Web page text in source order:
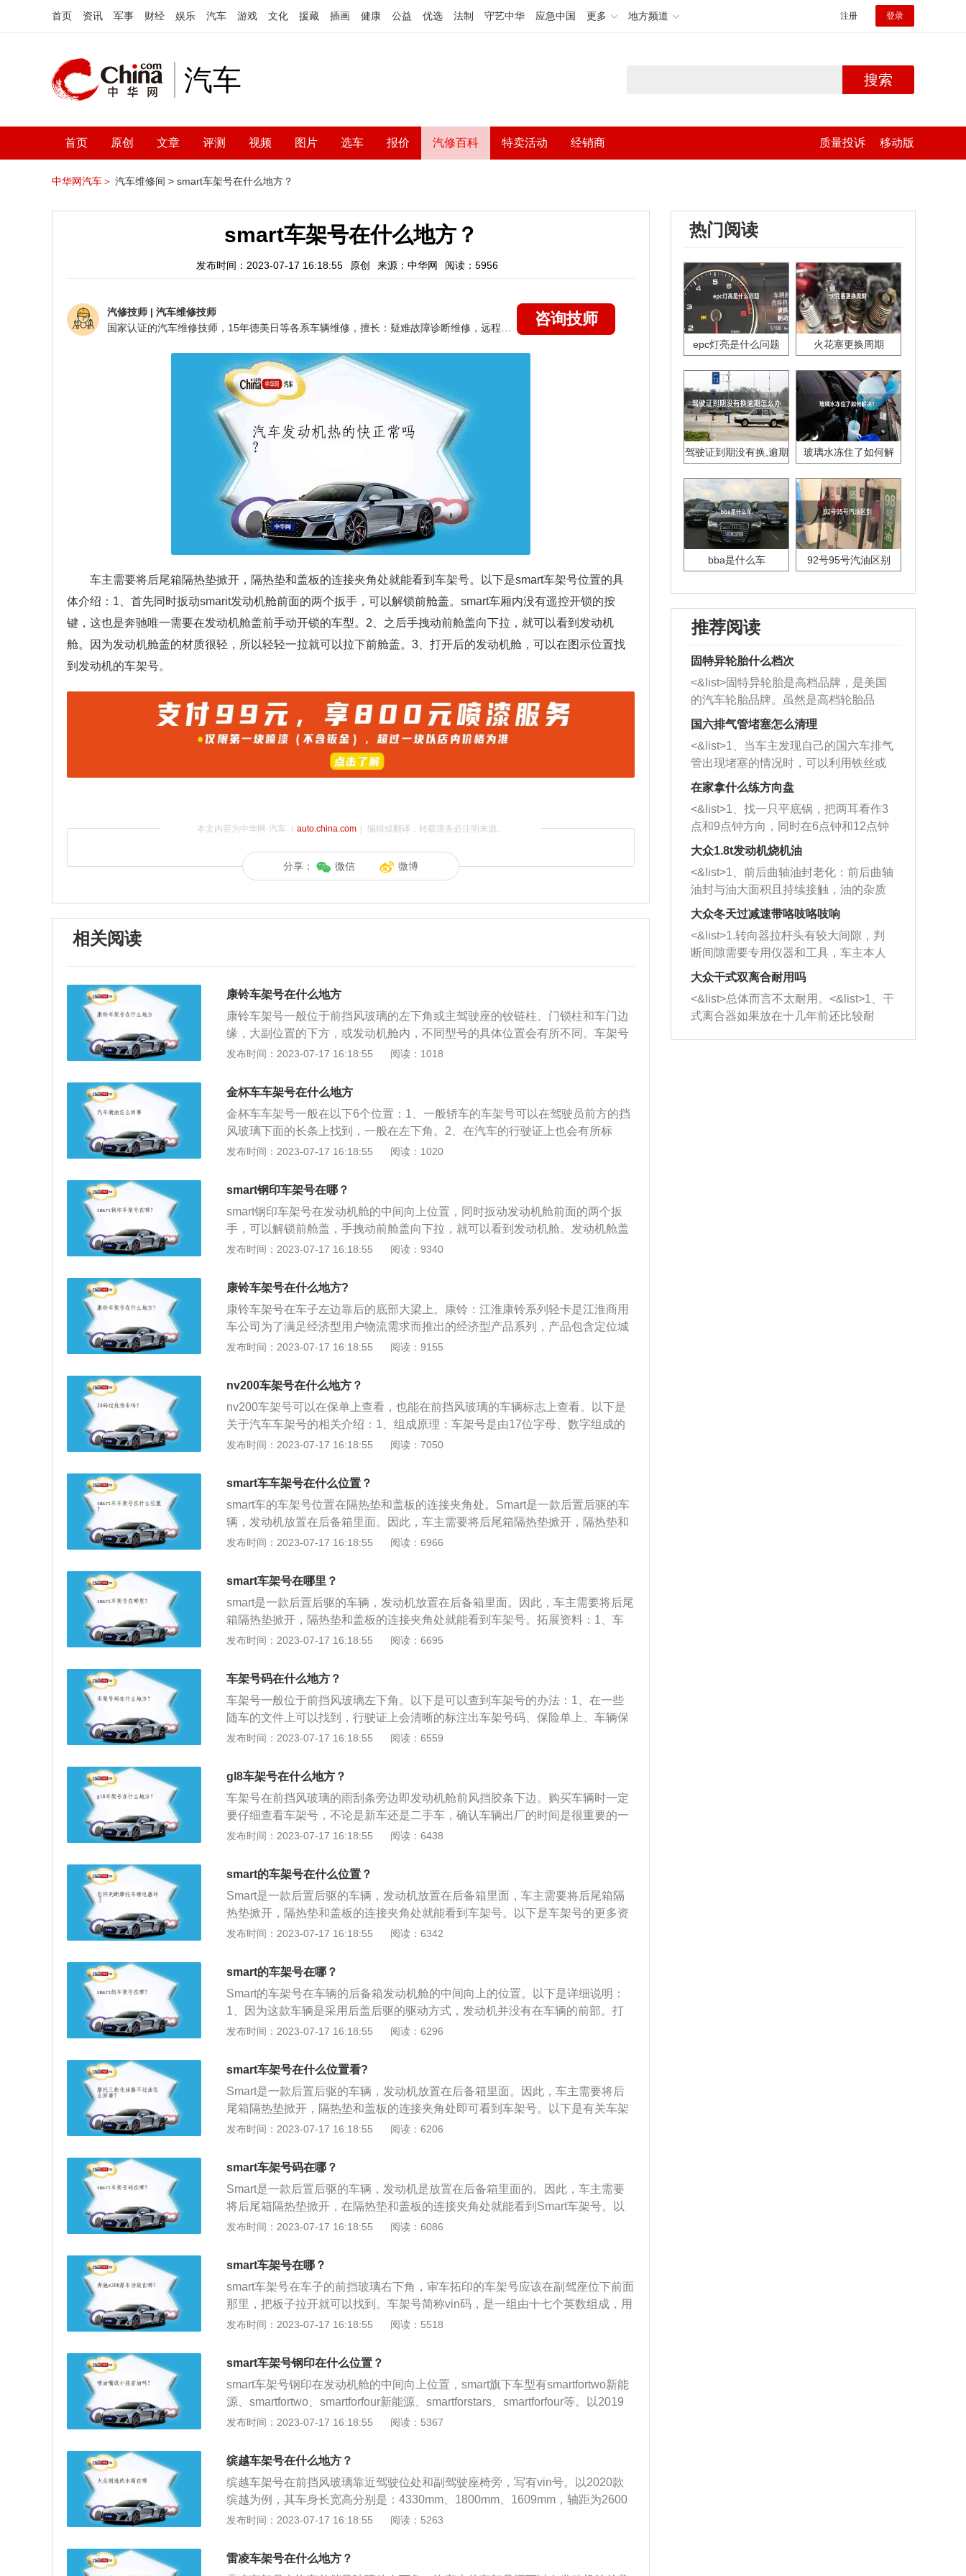
首页 资讯 军事 财经 娱乐 汽车 游戏 文化 援藏 插画 健康 公益 优选 法制 守艺中华 应急中国 更多 地方频道 注册 登录
汽车 搜索
首页 原创 文章 评测 视频 图片 选车 报价 汽修百科 特卖活动 经销商 质量投诉 移动版
中华网汽车＞ 汽车维修间 > smart车架号在什么地方？
smart车架号在什么地方？
发布时间：2023-07-17 16:18:55 原创 来源：中华网 阅读：5956
汽修技师 | 汽车维修技师
咨询技师
车主需要将后尾箱隔热垫掀开，隔热垫和盖板的连接夹角处就能看到车架号。以下是smart车架号位置的具
体介绍：1、首先同时扳动smarit发动机舱前面的两个扳手，可以解锁前舱盖。smart车厢内没有遥控开锁的按
键，这也是奔驰唯一需要在发动机舱盖前手动开锁的车型。2、之后手拽动前舱盖向下拉，就可以看到发动机
舱。因为发动机舱盖的材质很轻，所以轻轻一拉就可以拉下前舱盖。3、打开后的发动机舱，可以在图示位置找
到发动机的车架号。
本文内容为中华网·汽车（ auto.china.com）编辑或翻译，转载请务必注明来源。
分享： 微信 微博
相关阅读
康铃车架号在什么地方
康铃车架号一般位于前挡风玻璃的左下角或主驾驶座的铰链柱、门锁柱和车门边
缘，大副位置的下方，或发动机舱内，不同型号的具体位置会有所不同。车架号
是由汽车上使用的十七个字母或数字组成，车架号也叫vin码，是制造厂为了识别
车，并能保证五十年内在全世界范围内不重复出现。因此将其称为“汽车身份
证”。车辆识别代号中含有车辆的制造厂家、生产年代、车型、车身型式、发动机
以及其它装备的信息。车架号作用如下：1、确认汽车的身份，在一些特殊的情
况下，通过车辆识别码可以更准确的识别自己的车辆，车架号属于独一无二的标
识，可以更简单的了解车辆。2、违章查询，车主想要查询自己车辆的违章时，
上会有所展现。3、车辆批次查询，车辆召回，车主可以通过车架号确定自己的
车辆是否在被召回车辆的范围内，避免在用车过程中出现问题，行车安全得不到
保障，造成不必要的损失。4、精确查找配件，车主在购买汽车配件时不是很清
发布时间：2023-07-17 16:18:55 阅读：1018
金杯车车架号在什么地方
金杯车车架号一般在以下6个位置：1、一般轿车的车架号可以在驾驶员前方的挡
风玻璃下面的长条上找到，一般在左下角。2、在汽车的行驶证上也会有所标
注，新的行驶证在车架号一栏一般都打印车架号，可以通过行驶证上的信息找到
显眼的位置。5、发动机舱内。6、在车辆合格证上可以看到。关于轿车车架号的
介绍：车架号就是车辆识别代号，也可以简称为VIN，类似身份证号码，是汽车
制造厂为了识别而给一辆车的指定代号。由于车架号经过排列组合，分别由17位
字母、数字组合而成，可以使同一车型的车在30年以内不会发生重号，通过17位
代号，可以了解这辆车的生产国家、年代、车型、发动机型号等等，所以车架号
发布时间：2023-07-17 16:18:55 阅读：1020
smart钢印车架号在哪？
smart钢印车架号在发动机舱的中间向上位置，同时扳动发动机舱前面的两个扳
手，可以解锁前舱盖，手拽动前舱盖向下拉，就可以看到发动机舱。发动机舱盖
的材质很轻，轻轻一拉就可以拉下前舱盖，打开后可以在发动机舱的中间向上位
物，名称中的S代表了斯沃奇，M代表了梅赛德斯奔驰，art意为艺术，代表了双
方合作的艺术性。
发布时间：2023-07-17 16:18:55 阅读：9340
康铃车架号在什么地方?
康铃车架号在车子左边靠后的底部大梁上。康铃：江淮康铃系列轻卡是江淮商用
车公司为了满足经济型用户物流需求而推出的经济型产品系列，产品包含定位城
市物流运输，满足用户对轻抛货运输；用于农产品、日用品以及零散货物运输为
架号：车架号简称VIN，中文名叫车辆识别代码，是汽车制造厂为了识别而给一
辆车指定的一组字码。平时所说的车架号、大架号也是。VIN码是由17位字母、
数字组成的编码，又称17位识别代码、车架号或17位号。车辆识别代码经过排列
组合，可以使同一车型的车在30年之内不会发生重号现象，具有对车辆的唯一识
别性，通过这一串数字，就能看出这是什么车，在哪儿生产，都是什么配置，以
为汽车身份证。
发布时间：2023-07-17 16:18:55 阅读：9155
nv200车架号在什么地方？
nv200车架号可以在保单上查看，也能在前挡风玻璃的车辆标志上查看。以下是
关于汽车车架号的相关介绍：1、组成原理：车架号是由17位字母、数字组成的
编码，又称17位识别代码、车架号或17位号。2、作用：车辆识别代码经过排列
字母数字，如非洲、亚洲、欧洲、大洋洲、北美洲和南美洲。第二个字符是标明
一个特定地区内的一个国家的字母或数字。在美国，汽车工程师协会负责分配国
家代码。第三个字符是标明某个特定的制造厂的字母或数字，由各国的授权机构
负责分配。当制造厂的年产量少于500辆的时候，世界制造厂识别代码的第三个
字符就是9。
发布时间：2023-07-17 16:18:55 阅读：7050
smart车车架号在什么位置？
smart车的车架号位置在隔热垫和盖板的连接夹角处。Smart是一款后置后驱的车
辆，发动机放置在后备箱里面。因此，车主需要将后尾箱隔热垫掀开，隔热垫和
盖板的连接夹角处就能看到车架号。以下是扩展资料：1、以2019款smartfortwo
距为1873mm，油箱容积为33l，整备质量为956kg。2、2019款smartfortwo前悬
架是麦弗逊式独立悬架，后悬架是扭力梁式非独立悬架，其搭载了0.9l涡轮增压
发动机，最大马力是90ps，最大功率是66kw，最大扭矩是135nm，与其匹配的
是6挡双离合变速箱。
发布时间：2023-07-17 16:18:55 阅读：6966
smart车架号在哪里？
smart是一款后置后驱的车辆，发动机放置在后备箱里面。因此，车主需要将后尾
箱隔热垫掀开，隔热垫和盖板的连接夹角处就能看到车架号。拓展资料：1、车
辆识别号码（Vehicle-Identification-Number或车架号码），简称VIN，是一组由
引擎、底盘序号及其他性能等资料，为避免与数字的1、0混淆，英文字
母“I”、“O”、“Q”、"Z"、"U"等均不会被使用。2、在大多数汽车上，车主都可以在
驾驶员侧的仪表盘上找到VIN，从车外透过挡风玻璃也可以看到此号码。此标记
通常位于驾驶员侧车门内的不干胶或铭牌上，或位于车门的框基上。有时，VIN
会印在杂物箱内。此外，还经常出现在汽车产权证书和保险凭证上。
发布时间：2023-07-17 16:18:55 阅读：6695
车架号码在什么地方？
车架号一般位于前挡风玻璃左下角。以下是可以查到车架号的办法：1、在一些
随车的文件上可以找到，行驶证上会清晰的标注出车架号码、保险单上、车辆保
养手册内都会粘贴或记录；这种基本上各个品牌车辆都可以通过这种方式找到车
方，会有一个标识牌上面记录着车辆的17位底盘号。另外在车辆的车型铭牌上也
记录着底盘号的信息：它的常见位置是仪表盘左侧、发动机舱、门锁柱与门边的
柱子上、车门铰链柱这些位置上可以找到。上边不仅有车架号码，还有出厂日
期，发动机型号，车辆产地等关键信息。3、车身上的钢印，在车辆出厂的时候
都会在车身上打出车架号的钢印，方便售卖后上牌或过户辨别车身结构所用。常
发布时间：2023-07-17 16:18:55 阅读：6559
gl8车架号在什么地方？
车架号在前挡风玻璃的雨刮条旁边即发动机舱前风挡胶条下边。购买车辆时一定
要仔细查看车架号，不论是新车还是二手车，确认车辆出厂的时间是很重要的一
个环节。以下是如何找到车架号的具体步骤：1、首先在主驾驶室左侧下方舱盖
可以掀起舱盖。3、之后使用液压杆支起发动机舱盖。就可以看到发动机舱的布
局。4、在发动机舱内部可以看到发动机号以及车架号。
发布时间：2023-07-17 16:18:55 阅读：6438
smart的车架号在什么位置？
Smart是一款后置后驱的车辆，发动机放置在后备箱里面，车主需要将后尾箱隔
热垫掀开，隔热垫和盖板的连接夹角处就能看到车架号。以下是车架号的更多资
料：1、车辆识别号码简称VIN，是一组由十七个英数组成，用于汽车上的一组独
避免与数字的1、0混淆，英文字母“I”、“O”、“Q”、"Z"、"U"等均不会被使用。2、
车辆识别代号应由三个部分组成：第一部分、世界制造厂识别代号（WMI）；第
二部分，车辆说明部分（VDS）；第三部分，车辆指示部分（VIS）。
发布时间：2023-07-17 16:18:55 阅读：6342
smart的车架号在哪？
Smart的车架号在车辆的后备箱发动机舱的中间向上的位置。以下是详细说明：
1、因为这款车辆是采用后盖后驱的驱动方式，发动机并没有在车辆的前部。打
开车辆的后备箱盖，把隔热垫揭开，就能够看到车架号。2、车架号又叫车辆识
辆的识别号码，是汽车上独一无二的一组号码，可以识别汽车的生产厂商、汽车
的引擎、汽车的底盘序号以及一些其他的资料。4、汽车识别代码一共有两种制
式，第1种是欧盟采用的ISO3779标准；第2种标准适用于北美，比第1种更严
谨。
发布时间：2023-07-17 16:18:55 阅读：6296
smart车架号在什么位置看?
Smart是一款后置后驱的车辆，发动机放置在后备箱里面。因此，车主需要将后
尾箱隔热垫掀开，隔热垫和盖板的连接夹角处即可看到车架号。以下是有关车架
号的更多介绍：1、车架号叫车辆识别代码，是制造厂为了识别而给一辆车指定
架号或17位号。3、车辆识别代码经过排列组合，可以使同一车型的车在30年之
内不会发生重号现象，具有对车辆的唯一识别性，因此可称为汽车身份证。
发布时间：2023-07-17 16:18:55 阅读：6206
smart车架号码在哪？
Smart是一款后置后驱的车辆，发动机是放置在后备箱里面的。因此，车主需要
将后尾箱隔热垫掀开，在隔热垫和盖板的连接夹角处就能看到Smart车架号。以
下是相关资料介绍：车辆识别号码(Vehicle-ldentification-Number或车架号码)，
识别汽车的生产商、引擎、底盘序号及其他性能等资料，为避免与数字的1、0混
淆，英文字母"I"、“O"、“Q”、"Z"、"U"等均不会被使用。在大多数汽车上，车主
都可以在驾驶员侧的仪表盘上找到VIN，从车外透过挡风玻璃也可以看到此号
码。此标记通常位于驾驶员侧车门内的不干胶或铭牌上，或位于车门的框基上。
有时，VIN会印在杂物箱内。此外，它还经常出现在汽车产权证书和保险凭证
发布时间：2023-07-17 16:18:55 阅读：6086
smart车架号在哪？
smart车架号在车子的前挡玻璃右下角，审车拓印的车架号应该在副驾座位下前面
那里，把板子拉开就可以找到。车架号简称vin码，是一组由十七个英数组成，用
于汽车上的一组号码，可以识别汽车的生产商、引擎、底盘序号及其他性能等资
米、1555毫米，轴距为1873毫米。悬架方面，smart的前悬架为麦弗逊式独立悬
架，后悬架为扭力梁式非独立悬架。
发布时间：2023-07-17 16:18:55 阅读：5518
smart车架号钢印在什么位置？
smart车架号钢印在发动机舱的中间向上位置，smart旗下车型有smartfortwo新能
源、smartfortwo、smartforfour新能源、smartforstars、smartforfour等。以2019
款smartfortwo为例，其车身长宽高分别是：2695mm、1663mm、1555mm，轴
麦弗逊式独立悬架，后悬架是扭力梁式非独立悬架，其搭载0.9t涡轮增压发动
机，最大马力是90ps，最大功率是66kw，最大扭矩是135nm，与其匹配的是6挡
双离合变速箱。
发布时间：2023-07-17 16:18:55 阅读：5367
缤越车架号在什么地方？
缤越车架号在前挡风玻璃靠近驾驶位处和副驾驶座椅旁，写有vin号。以2020款
缤越为例，其车身长宽高分别是：4330mm、1800mm、1609mm，轴距为2600
mm，油箱容积为45l。2020款缤越前悬挂是麦弗逊式独立悬架，后悬挂是扭力梁
功率是104kw，最大扭矩是235nm，与其匹配的是6挡手动变速箱。
发布时间：2023-07-17 16:18:55 阅读：5263
雷凌车架号在什么地方？
热门阅读
epc灯亮是什么问题 火花塞更换周期
驾驶证到期没有换,逾期
玻璃水冻住了如何解
bba是什么车 92号95号汽油区别
推荐阅读
固特异轮胎什么档次
<&list>固特异轮胎是高档品牌，是美国
的汽车轮胎品牌。虽然是高档轮胎品
牌，但是中高低端的轮胎都有生产，这
也是为了更好的开拓市场。
国六排气管堵塞怎么清理
<&list>1、当车主发现自己的国六车排气
管出现堵塞的情况时，可以利用铁丝或
者是细棍，直接将杂物给取出来，如果
堵塞情况比较严重，也可以采取应急措
施。 <&list>2、直接利用木棍将所有的
杂物推到排气管里面的位置处，然后将
三元催化器拆解开，就可以将堵塞的东
西取出来。但如果是因为积碳过多引起
的堵塞，就需要将三元催化器泡在草酸
洗剂对堵塞的情况得到解决，将清洗剂
放在燃油箱中，与燃油混合后，车辆启
动时，就可以和汽油一起进入到燃烧
室，最后形成废气排出，就可以让三元
催化器得到清洗，排气管堵塞的情况就
能够得到解决。
在家拿什么练方向盘
<&list>1、找一只平底锅，把两耳看作3
点和9点钟方向，同时在6点钟和12点钟
方向做一个标记。 <&list>2、双手握住
一圈半的练习，往右同样也要打相同的
圈数。 <&list>3、最后强调要反复练
习，这样就可以形成肌肉记忆，在真实
驾驶车辆时，不需要记忆也能打好方
向。
大众1.8t发动机烧机油
<&list>1、前后曲轴油封老化：前后曲轴
油封与油大面积且持续接触，油的杂质
和发动机内持续温度变化使其密封效果
逐渐减弱，导致渗油或漏油。<&list>2、
活塞间隙过大：积碳会使活塞环与缸体
的间隙扩大，导致机油流入燃烧室中，
造成烧机油。<&list>3、机油粘度。使用
机油粘度过小的话，同样会有烧机油现
象，机油粘度过小具有很好的流动性，
大众冬天过减速带咯吱咯吱响
<&list>1.转向器拉杆头有较大间隙，判
断间隙需要专用仪器和工具，车主本人
无法制作，需要将车辆送到修理厂或4s
店；<&list>2.车辆半轴套管防尘罩破
裂，破裂后会出现漏油现象，使半轴磨
损严重，磨损的半轴容易损坏，产生异
响；<&list>3.稳定器的转向胶套和球头
大众干式双离合耐用吗
<&list>总体而言不太耐用。<&list>1、干
式离合器如果放在十几年前还比较耐